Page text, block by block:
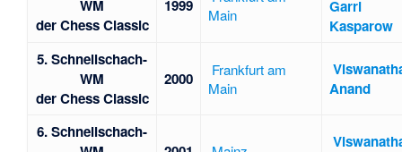
WM
der Chess Classic
1999
Main
Garri
Kasparow
5. Schnellschach-
WM
der Chess Classic
2000
Frankfurt am
Main
Anand
6. Schnellschach-